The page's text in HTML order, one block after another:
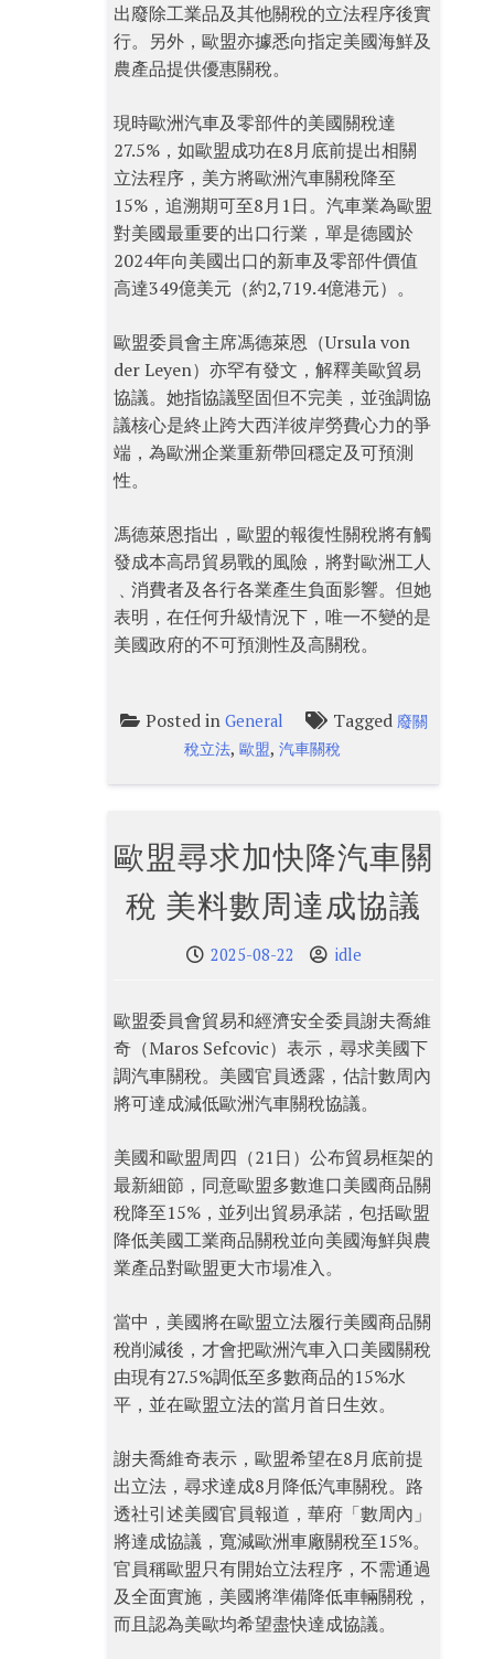
出廢除工業品及其他關稅的立法程序後實
行。另外，歐盟亦據悉向指定美國海鮮及
農產品提供優惠關稅。
現時歐洲汽車及零部件的美國關稅達
27.5%，如歐盟成功在8月底前提出相關
立法程序，美方將歐洲汽車關稅降至
15%，追溯期可至8月1日。汽車業為歐盟
對美國最重要的出口行業，單是德國於
2024年向美國出口的新車及零部件價值
高達349億美元（約2,719.4億港元）。
歐盟委員會主席馮德萊恩（Ursula von
der Leyen）亦罕有發文，解釋美歐貿易
協議。她指協議堅固但不完美，並強調協
議核心是終止跨大西洋彼岸勞費心力的爭
端，為歐洲企業重新帶回穩定及可預測
性。
馮德萊恩指出，歐盟的報復性關稅將有觸
發成本高昂貿易戰的風險，將對歐洲工人
﹑消費者及各行各業產生負面影響。但她
表明，在任何升級情況下，唯一不變的是
美國政府的不可預測性及高關稅。
Posted in General Tagged 廢關
稅立法,歐盟,汽車關稅
歐盟尋求加快降汽車關
稅 美料數周達成協議
2025-08-22 idle
歐盟委員會貿易和經濟安全委員謝夫喬維
奇（Maros Sefcovic）表示，尋求美國下
調汽車關稅。美國官員透露，估計數周內
將可達成減低歐洲汽車關稅協議。
美國和歐盟周四（21日）公布貿易框架的
最新細節，同意歐盟多數進口美國商品關
稅降至15%，並列出貿易承諾，包括歐盟
降低美國工業商品關稅並向美國海鮮與農
業產品對歐盟更大市場准入。
當中，美國將在歐盟立法履行美國商品關
稅削減後，才會把歐洲汽車入口美國關稅
由現有27.5%調低至多數商品的15%水
平，並在歐盟立法的當月首日生效。
謝夫喬維奇表示，歐盟希望在8月底前提
出立法，尋求達成8月降低汽車關稅。路
透社引述美國官員報道，華府「數周內」
將達成協議，寬減歐洲車廠關稅至15%。
官員稱歐盟只有開始立法程序，不需通過
及全面實施，美國將準備降低車輛關稅，
而且認為美歐均希望盡快達成協議。